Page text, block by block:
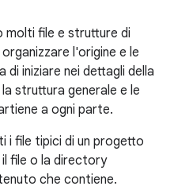
molti file e strutture di
l'origine e le
di iniziare nei dettagli della
struttura generale e le
a ogni parte.
i file tipici di un progetto
il file o la directory
che contiene.